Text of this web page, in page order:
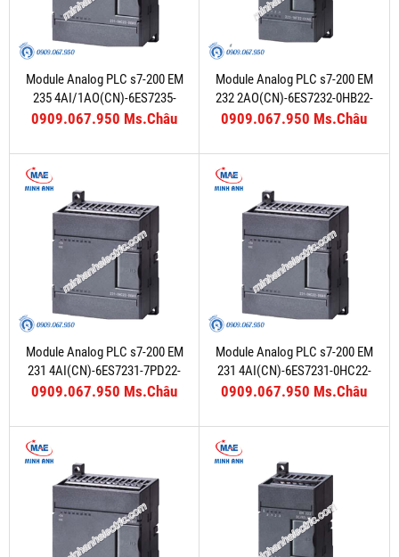
Module Analog PLC s7-200 EM
235 4AI/1AO(CN)-6ES7235-
0KD22-0XA8
0909.067.950 Ms.Châu
Module Analog PLC s7-200 EM
232 2AO(CN)-6ES7232-0HB22-
0XA8
0909.067.950 Ms.Châu
Module Analog PLC s7-200 EM
231 4AI(CN)-6ES7231-7PD22-
0XA8
0909.067.950 Ms.Châu
Module Analog PLC s7-200 EM
231 4AI(CN)-6ES7231-0HC22-
0XA8
0909.067.950 Ms.Châu